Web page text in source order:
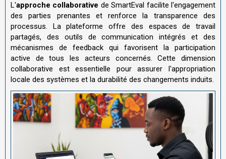
L'approche collaborative de SmartEval facilite l'engagement
des parties prenantes et renforce la transparence des
processus. La plateforme offre des espaces de travail
partagés, des outils de communication intégrés et des
mécanismes de feedback qui favorisent la participation
active de tous les acteurs concernés. Cette dimension
collaborative est essentielle pour assurer l'appropriation
locale des systèmes et la durabilité des changements induits.